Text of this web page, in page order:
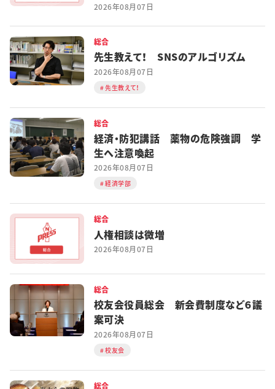
2026年08月07日
総合
先生教えて！ SNSのアルゴリズム
2026年08月07日
先生教えて！
総合
経済・防犯講話 薬物の危険強調 学
生へ注意喚起
2026年08月07日
経済学部
総合
人権相談は微増
2026年08月07日
総合
校友会役員総会 新会費制度など６議
案可決
2026年08月07日
校友会
総合